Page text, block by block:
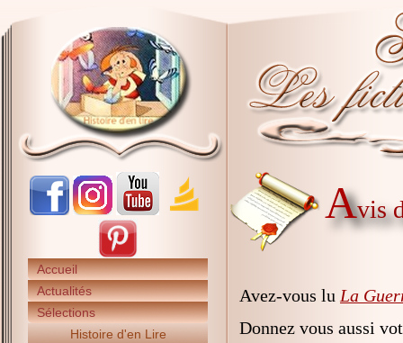
Accueil
Actualités
Sélections
Histoire d'en Lire
Avis
Avez-vous lu La
Donnez vous aussi